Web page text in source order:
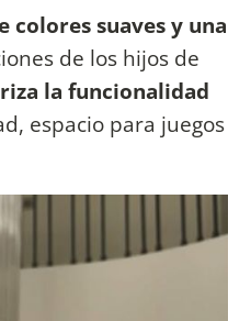
suaves y una
de los hijos de
la funcionalidad
espacio para juegos